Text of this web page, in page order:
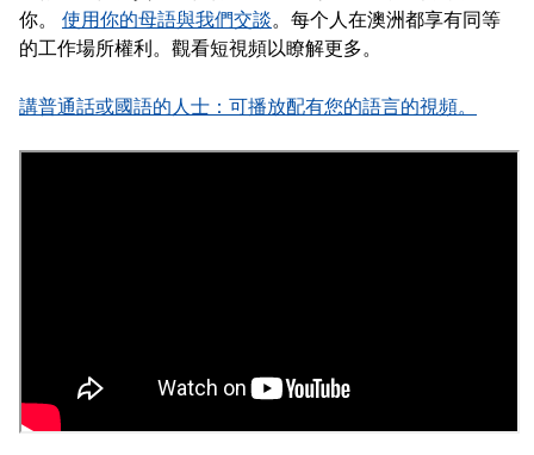
你。 使用你的母語與我們交談。每个人在澳洲都享有同等
的工作場所權利。觀看短視頻以瞭解更多。
講普通話或國語的人士：可播放配有您的語言的視頻。